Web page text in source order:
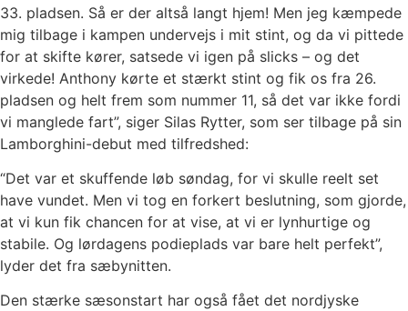
33. pladsen. Så er der altså langt hjem! Men jeg kæmpede
mig tilbage i kampen undervejs i mit stint, og da vi pittede
for at skifte kører, satsede vi igen på slicks – og det
virkede! Anthony kørte et stærkt stint og fik os fra 26.
pladsen og helt frem som nummer 11, så det var ikke fordi
vi manglede fart”, siger Silas Rytter, som ser tilbage på sin
Lamborghini-debut med tilfredshed:
“Det var et skuffende løb søndag, for vi skulle reelt set
have vundet. Men vi tog en forkert beslutning, som gjorde,
at vi kun fik chancen for at vise, at vi er lynhurtige og
stabile. Og lørdagens podieplads var bare helt perfekt”,
lyder det fra sæbynitten.
Den stærke sæsonstart har også fået det nordjyske